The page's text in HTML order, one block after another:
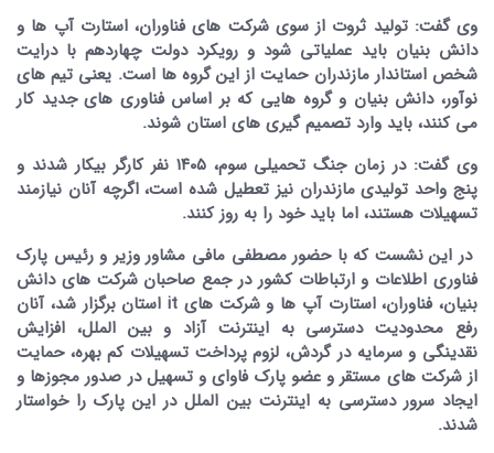
وی گفت: تولید ثروت از سوی شرکت های فناوران، استارت آپ ها و
دانش بنیان باید عملیاتی شود و رویکرد دولت چهاردهم با درایت
شخص استاندار مازندران حمایت از این گروه ها است. یعنی تیم های
نوآور، دانش بنیان و گروه هایی که بر اساس فناوری های جدید کار
می کنند، باید وارد تصمیم گیری های استان شوند.
وی گفت: در زمان جنگ تحمیلی سوم، ۱۴۰۵ نفر کارگر بیکار شدند و
پنج واحد تولیدی مازندران نیز تعطیل شده است، اگرچه آنان نیازمند
تسهیلات هستند، اما باید خود را به روز کنند.
در این نشست که با حضور مصطفی مافی مشاور وزیر و رئیس پارک
فناوری اطلاعات و ارتباطات کشور در جمع صاحبان شرکت های دانش
بنیان، فناوران، استارت آپ ها و شرکت های it استان برگزار شد، آنان
رفع محدودیت دسترسی به اینترنت آزاد و بین الملل، افزایش
نقدینگی و سرمایه در گردش، لزوم پرداخت تسهیلات کم بهره، حمایت
از شرکت های مستقر و عضو پارک فاوای و تسهیل در صدور مجوزها و
ایجاد سرور دسترسی به اینترنت بین الملل در این پارک را خواستار
شدند.